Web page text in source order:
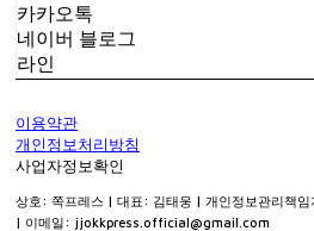
카카오톡
네이버 블로그
라인
이용약관
개인정보처리방침
사업자정보확인
상호: 쪽프레스 | 대표: 김태웅 | 개인정보관리책
| 이메일: jjokkpress.official@gmail.com